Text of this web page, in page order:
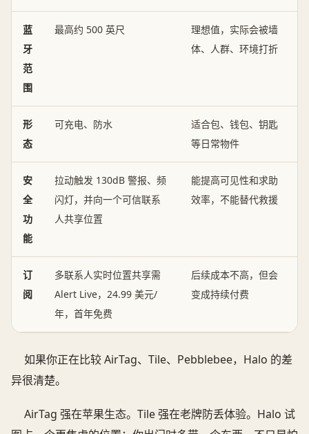
蓝
牙
范
围
最高约 500 英尺
理想值，实际会被墙
体、人群、环境打折
形
态
可充电、防水
适合包、钱包、钥匙
等日常物件
安
全
功
能
拉动触发 130dB 警报、频
闪灯，并向一个可信联系
人共享位置
能提高可见性和求助
效率，不能替代救援
订
阅
多联系人实时位置共享需
Alert Live，24.99 美元/
年，首年免费
后续成本不高，但会
变成持续付费
如果你正在比较 AirTag、Tile、Pebblebee，Halo 的差
异很清楚。
AirTag 强在苹果生态。Tile 强在老牌防丢体验。Halo 试